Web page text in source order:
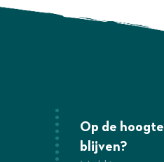
Op de hoogte
blijven?